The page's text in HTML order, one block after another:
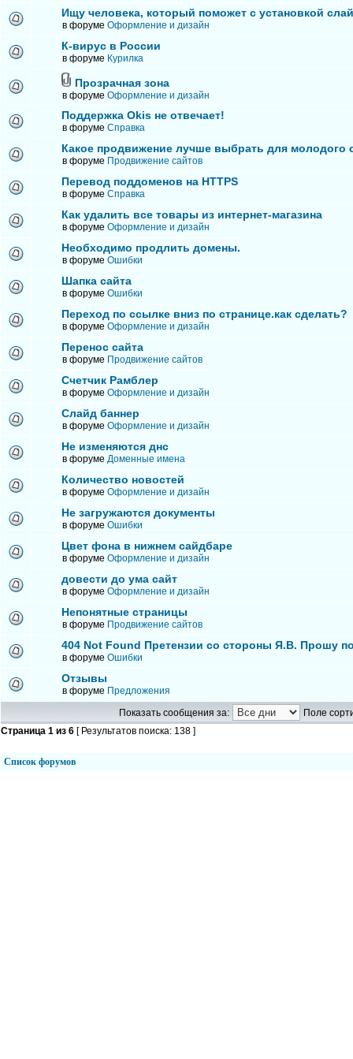
Ищу человека, который поможет с установкой
в форуме Оформление и дизайн
К-вирус в России
в форуме Курилка
Прозрачная зона
в форуме Оформление и дизайн
Поддержка Okis не отвечает!
в форуме Справка
Какое продвижение лучше выбрать для молодого
в форуме Продвижение сайтов
Перевод поддоменов на HTTPS
в форуме Справка
Как удалить все товары из интернет-магазина
в форуме Оформление и дизайн
Необходимо продлить домены.
в форуме Ошибки
Шапка сайта
в форуме Ошибки
Переход по ссылке вниз по странице.как сделать?
в форуме Оформление и дизайн
Перенос сайта
в форуме Продвижение сайтов
Счетчик Рамблер
в форуме Оформление и дизайн
Слайд баннер
в форуме Оформление и дизайн
Не изменяются днс
в форуме Доменные имена
Количество новостей
в форуме Оформление и дизайн
Не загружаются документы
в форуме Ошибки
Цвет фона в нижнем сайдбаре
в форуме Оформление и дизайн
довести до ума сайт
в форуме Оформление и дизайн
Непонятные страницы
в форуме Продвижение сайтов
404 Not Found Претензии со стороны Я.В. Прошу
в форуме Ошибки
Отзывы
в форуме Предложения
Показать сообщения за:
Поле
Страница 1 из 6 [ Результатов поиска: 138 ]
Список форумов